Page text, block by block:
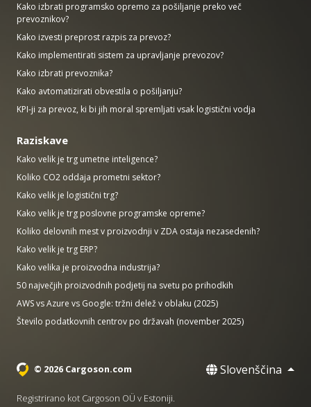
Kako izbrati programsko opremo za pošiljanje preko več
prevoznikov?
Kako izvesti preprost razpis za prevoz?
Kako implementirati sistem za upravljanje prevozov?
Kako izbrati prevoznika?
Kako avtomatizirati obvestila o pošiljanju?
KPI-ji za prevoz, ki bi jih moral spremljati vsak logistični vodja
Raziskave
Kako velik je trg umetne inteligence?
Koliko CO2 oddaja prometni sektor?
Kako velik je logistični trg?
Kako velik je trg poslovne programske opreme?
Koliko delovnih mest v proizvodnji v ZDA ostaja nezasedenih?
Kako velik je trg ERP?
Kako velika je proizvodna industrija?
50 največjih proizvodnih podjetij na svetu po prihodkih
AWS vs Azure vs Google: tržni delež v oblaku (2025)
Število podatkovnih centrov po državah (november 2025)
© 2026 Cargoson.com Slovenščina
Registrirano kot Cargoson OÜ v Estoniji.